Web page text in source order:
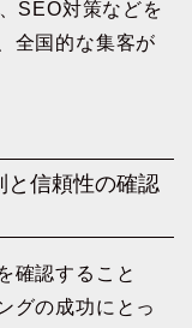
SEO対策などを
全国的な集客が
と信頼性の確認
確認すること
グの成功にとっ